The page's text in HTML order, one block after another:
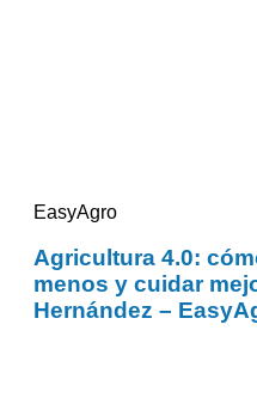
EasyAgro
Agricultura 4.0:
menos y cuidar
Hernández –